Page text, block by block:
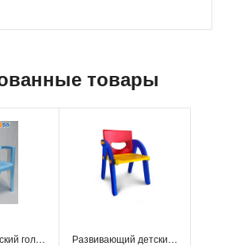
товары
Стульчик детский голубой 5 (Ангора) Развивающий детский стул конструктор со спинкой.